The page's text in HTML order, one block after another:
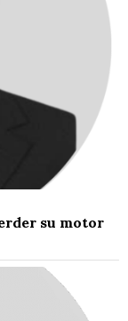
su motor